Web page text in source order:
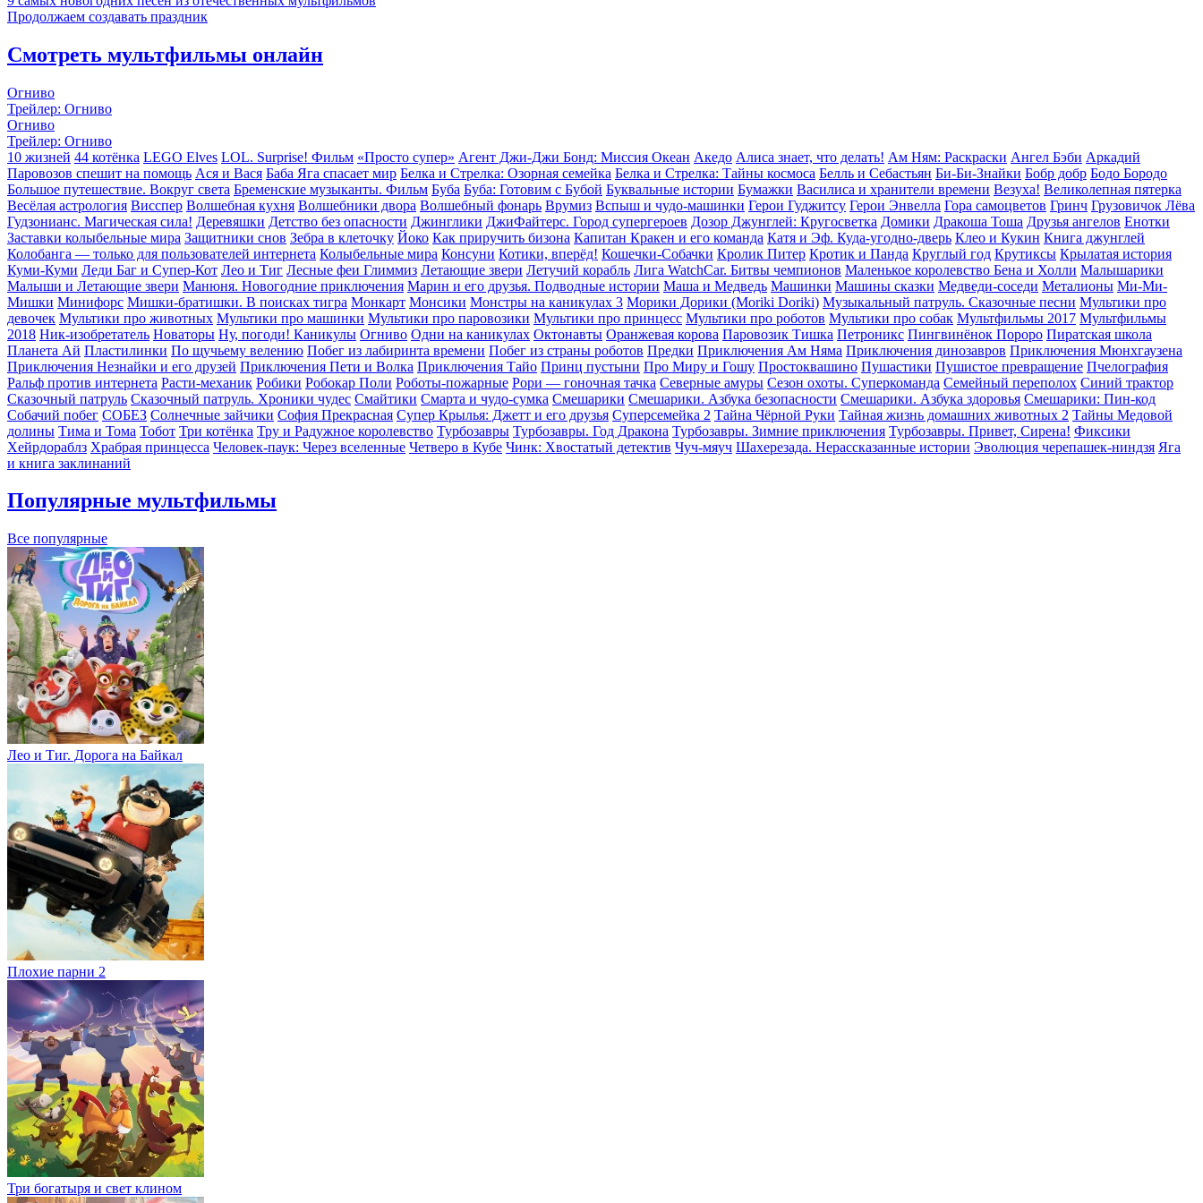
Продолжаем создавать праздник
Смотреть мультфильмы онлайн
Огниво
Трейлер: Огниво
Огниво
Трейлер: Огниво
10 жизней 44 котёнка LEGO Elves LOL. Surprise! Фильм «Просто супер» Агент Джи-Джи Бонд: Миссия Океан Акедо Алиса знает, что делать! Ам Ням: Раскраски Ангел Бэби Аркадий
Паровозов спешит на помощь Ася и Вася Баба Яга спасает мир Белка и Стрелка: Озорная семейка Белка и Стрелка: Тайны космоса Белль и Себастьян Би-Би-Знайки Бобр добр Бодо Бородо
Большое путешествие. Вокруг света Бременские музыканты. Фильм Буба Буба: Готовим с Бубой Буквальные истории Бумажки Василиса и хранители времени Везуха! Великолепная пятерка
Весёлая астрология Висспер Волшебная кухня Волшебники двора Волшебный фонарь Врумиз Вспыш и чудо-машинки Герои Гуджитсу Герои Энвелла Гора cамоцветов Гринч Грузовичок Лёва
Гудзонианс. Магическая сила! Деревяшки Детство без опасности Джинглики ДжиФайтерс. Город супергероев Дозор Джунглей: Кругосветка Домики Дракоша Тоша Друзья ангелов Енотки
Заставки колыбельные мира Защитники снов Зебра в клеточку Йоко Как приручить бизона Капитан Кракен и его команда Катя и Эф. Куда-угодно-дверь Клео и Кукин Книга джунглей
Колобанга — только для пользователей интернета Колыбельные мира Консуни Котики, вперёд! Кошечки-Собачки Кролик Питер Кротик и Панда Круглый год Крутиксы Крылатая история
Куми-Куми Леди Баг и Супер-Кот Лео и Тиг Лесные феи Глиммиз Летающие звери Летучий корабль Лига WatchCar. Битвы чемпионов Маленькое королевство Бена и Холли Малышарики
Малыши и Летающие звери Манюня. Новогодние приключения Марин и его друзья. Подводные истории Маша и Медведь Машинки Машины сказки Медведи-соседи Металионы Ми-Ми-
Мишки Минифорс Мишки-братишки. В поисках тигра Монкарт Монсики Монстры на каникулах 3 Морики Дорики (Moriki Doriki) Музыкальный патруль. Сказочные песни Мультики про
девочек Мультики про животных Мультики про машинки Мультики про паровозики Мультики про принцесс Мультики про роботов Мультики про собак Мультфильмы 2017 Мультфильмы
2018 Ник-изобретатель Новаторы Ну, погоди! Каникулы Огниво Одни на каникулах Октонавты Оранжевая корова Паровозик Тишка Петроникс Пингвинёнок Пороро Пиратская школа
Планета Aй Пластилинки По щучьему велению Побег из лабиринта времени Побег из страны роботов Предки Приключения Ам Няма Приключения динозавров Приключения Мюнхгаузена
Приключения Незнайки и его друзей Приключения Пети и Волка Приключения Тайо Принц пустыни Про Миру и Гошу Простоквашино Пушастики Пушистое превращение Пчелография
Ральф против интернета Расти-механик Робики Робокар Поли Роботы-пожарные Рори — гоночная тачка Северные амуры Сезон охоты. Суперкоманда Семейный переполох Синий трактор
Сказочный патруль Сказочный патруль. Хроники чудес Смайтики Смарта и чудо-сумка Смешарики Смешарики. Азбука безопасности Смешарики. Азбука здоровья Смешарики: Пин-код
Собачий побег СОБЕЗ Солнечные зайчики София Прекрасная Супер Крылья: Джетт и его друзья Суперсемейка 2 Тайна Чёрной Руки Тайная жизнь домашних животных 2 Тайны Медовой
долины Тима и Тома Тобот Три котёнка Тру и Радужное королевство Турбозавры Турбозавры. Год Дракона Турбозавры. Зимние приключения Турбозавры. Привет, Сирена! Фиксики
Хейрдораблз Храбрая принцесса Человек-паук: Через вселенные Четверо в Кубе Чинк: Хвостатый детектив Чуч-мяуч Шахерезада. Нерассказанные истории Эволюция черепашек-ниндзя Яга
и книга заклинаний
Популярные мультфильмы
Все популярные
Лео и Тиг. Дорога на Байкал
Плохие парни 2
Три богатыря и свет клином